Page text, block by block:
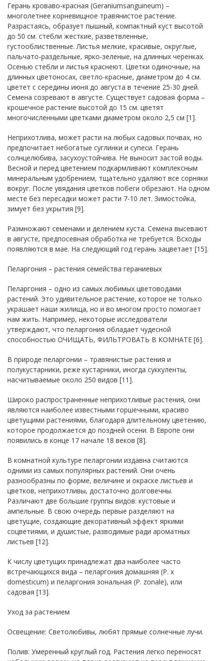
Герань кроваво-красная (Geraniumsanguineum) –
многолетнее корневищное травянистое растение.
Разрастаясь, образует пышный, компактный куст высотой
до 50 см. стебли жесткие, разветвленные,
густооблиственные. Листья мелкие, красивые, округлые,
пальчато-раздельные, ярко-зеленые, на длинных черенках.
Осенью стебли и листья краснеют. Цветки одиночные, на
длинных цветоносах, светло-красные, диаметром до 4 см.
цветет с середины июня до августа в течение 25-30 дней.
Семена созревают в августе. Существует садовая форма –
крошечное растение высотой до 15 см. цветят
многочисленными цветками диаметром около 2,5 см [1].
Неприхотлива, может расти на любых садовых почвах, но
предпочитает небогатые суглинки и супеси. Герань
солнцелюбива, засухоустойчива. Не выносит застой воды.
Весной и перед цветением подкармливают комплексным
минеральным удобрением, тщательно удаляют все сорняки
вокруг. После увядания цветков побеги обрезают. На одном
месте без пересадки может расти 7-10 лет. Зимостойка,
зимует без укрытия [9].
Размножают семенами и делением куста. Семена высевают
в августе, предпосевная обработка не требуется. Всходы
появляются в мае. На следующий год герань зацветает [15].
Пеларгония – растения семейства гераниевых
Пеларгония – одно из самых любимых цветоводами
растений. Это удивительное растение, которое не только
украшает наши жилища, но и во многом просто помогает
нам жить. Например, некоторые исследователи
утверждают, что пеларгония обладает чудесной
способностью ОЧИЩАТЬ, ФИЛЬТРОВАТЬ В КОМНАТЕ [6].
В природе пеларгонии – травянистые растения и
полукустарники, реже кустарники, иногда суккуленты,
насчитываемые около 250 видов [11].
Широко распространенные неприхотливые растения, они
являются наиболее известными горшечными, красиво
цветущими растениями, благодаря длительному цветению,
которое продолжается до поздней осени. В Европе они
появились в конце 17 начале 18 веков [8].
В комнатной культуре пеларгонии издавна считаются
одними из самых популярных растений. Они очень
разнообразны по форме, величине и окраске листьев и
цветков, неприхотливы, достаточно долговечны.
Различают две большие группы видов: кустовые и
ампельные. В свою очередь первые разделяют на
цветущие, создающие декоративный эффект яркими
соцветиями, и душистые, разводимые ради ароматных
листьев [12].
К числу цветущих принадлежат два наиболее часто
встречающихся вида – пеларгония домашняя (P. х
domesticum) и пеларгония зональная (P. zonale), или
садовая [13].
Уход за растением
Освещение: Светолюбивы, любят прямые солнечные лучи.
Полив: Умеренный круглый год. Растения легко переносят